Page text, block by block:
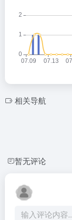
相关导航
暂无评论